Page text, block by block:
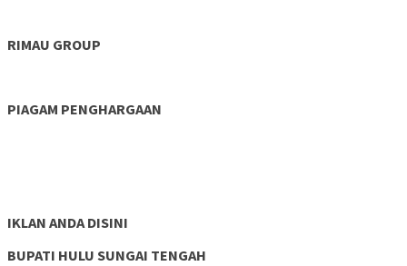
RIMAU GROUP
PIAGAM PENGHARGAAN
IKLAN ANDA DISINI
BUPATI HULU SUNGAI TENGAH